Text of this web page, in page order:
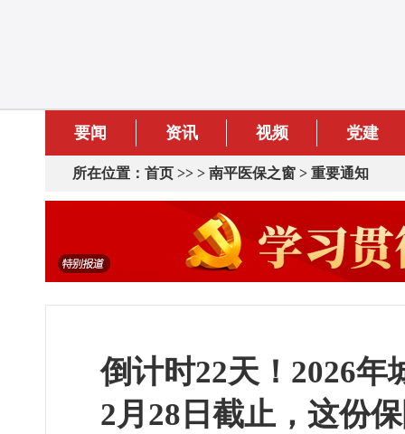
要闻 资讯 视频 党建
所在位置： 首页 >> > 南平医保之窗 > 重要通知
倒计时22天！2026
2月28日截止，这份